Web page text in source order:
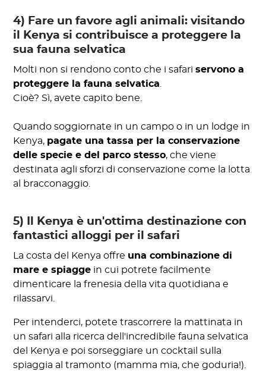
4) Fare un favore agli animali: visitando
il Kenya si contribuisce a proteggere la
sua fauna selvatica
Molti non si rendono conto che i safariservono a
proteggere la fauna selvatica
Cioè? Sì, avete capito bene.
Quando soggiornate in un campo o in un lodge in
Kenya, pagate una tassa per la conservazione
delle specie e del parco stesso, che viene
destinata agli sforzi di conservazione come la lotta
al bracconaggio.
5) Il Kenya è un'ottima destinazione con
fantastici alloggi per il safari
La costa del Kenya offre una combinazione di
mare e spiagge in cui potrete facilmente
dimenticare la frenesia della vita quotidiana e
rilassarvi.
Per intenderci, potete trascorrere la mattinata in
un safari alla ricerca dell'incredibile fauna selvatica
del Kenya e poi sorseggiare un cocktail sulla
spiaggia al tramonto (mamma mia, che goduria!).